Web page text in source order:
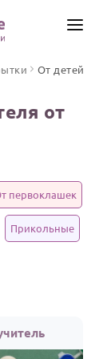
От детей
от
первоклашек
Прикольные